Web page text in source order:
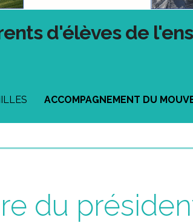
d'élèves de
ACCOMPAGNEMENT DU
du